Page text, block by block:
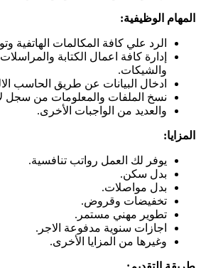
المهام الوظيفية:
الرد علي كافة المكالمات الهاتفية
إدارة كافة اعمال الكتابة
والشيكات.
ادخال البيانات عن طريق الحاسب
نسخ الملفات والمعلومات من سجل
والعديد من الواجبات الأخرى.
المزايا:
يوفر لك العمل رواتب تنافسية.
بدل سكن.
بدل مواصلات.
تخفيضات وقروض.
تطوير مهني مستمر.
اجازات سنوية مدفوعة الاجر.
وغيرها من المزايا الأخرى.